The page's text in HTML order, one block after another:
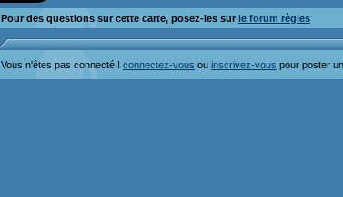
Pour des questions sur cette carte, posez-les sur le forum règles
Vous n'êtes pas connecté ! connectez-vous ou inscrivez-vous pour poster